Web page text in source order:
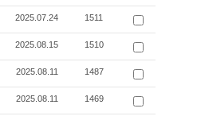
2025.07.24 1511
2025.08.15 1510
2025.08.11 1487
2025.08.11 1469